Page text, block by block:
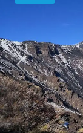
Previous